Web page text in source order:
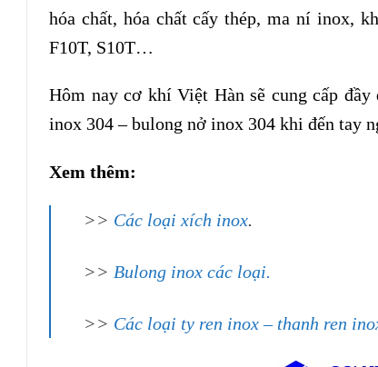
hóa chất, hóa chất cấy thép, ma ní inox,
F10T, S10T…
Hôm nay cơ khí Việt Hàn sẽ cung cấp
inox 304 – bulong nở inox 304 khi đến tay
Xem thêm:
>> Các loại xích inox.
>> Bulong inox các loại.
>> Các loại ty ren inox – thanh ren